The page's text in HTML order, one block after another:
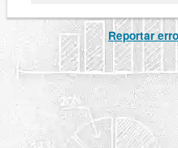
Reportar